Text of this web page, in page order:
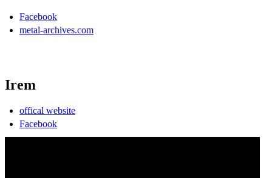
Facebook
metal-archives.com
Irem
offical website
Facebook